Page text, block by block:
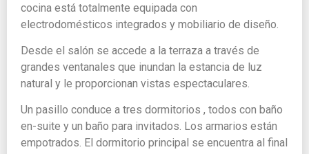
cocina está totalmente equipada con
electrodomésticos integrados y mobiliario de diseño.
Desde el salón se accede a la terraza a través de
grandes ventanales que inundan la estancia de luz
natural y le proporcionan vistas espectaculares.
Un pasillo conduce a tres dormitorios , todos con baño
en-suite y un baño para invitados. Los armarios están
empotrados. El dormitorio principal se encuentra al final